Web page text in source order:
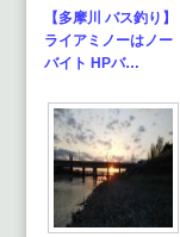
【多摩川 バス釣り】
ライアミノーはノー
バイト HPバ…